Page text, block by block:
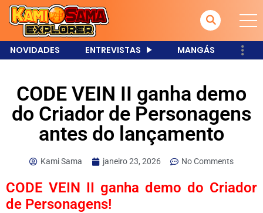
NOVIDADES ENTREVISTAS MANGÁS
CODE VEIN II ganha demo
do Criador de Personagens
antes do lançamento
Kami Sama janeiro 23, 2026 No Comments
CODE VEIN II ganha demo do Criador
de Personagens!